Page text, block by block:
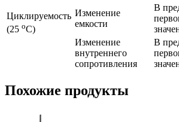
Циклируемость
(25 oC)
Изменение
емкости
В
Изменение
внутреннего
сопротивления
В
Похожие продукты